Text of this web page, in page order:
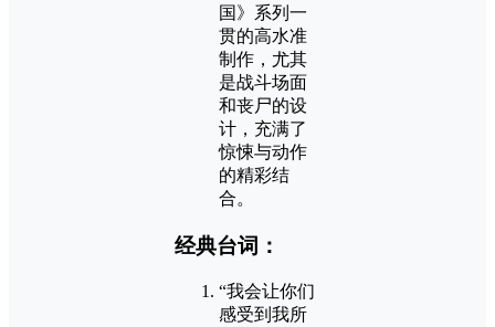
国》系列一
贯的高水准
制作，尤其
是战斗场面
和丧尸的设
计，充满了
惊悚与动作
的精彩结
合。
经典台词：
“我会让你们
感受到我所